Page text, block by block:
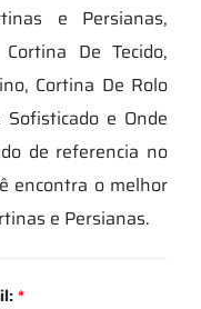
e Persianas,
De Tecido,
Cortina De Rolo
Sofisticado e Onde
de referencia no
encontra o melhor
e Persianas.
*